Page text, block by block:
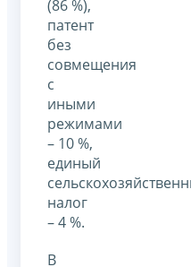
(86 %),
патент
без
совмещения
с
иными
режимами
– 10 %,
единый
налог
– 4 %.
В